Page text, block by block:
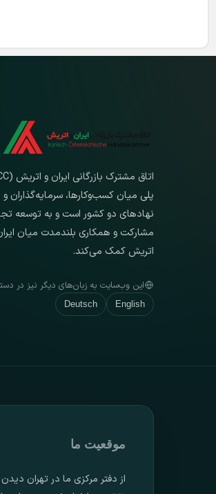
پلی میان کسب‌وکارها، سرمایه‌گذاران و
نهادهای دو کشور است و به توسعه
مشارکت و همکاری بلندمدت میان
اتریش کمک می‌کند.
این وب‌سایت به زبان‌های دیگر نیز در
English
Deutsch
موقعیت ما
از دفتر مرکزی ما در تهران